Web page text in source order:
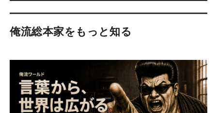
俺流総本家をもっと知る